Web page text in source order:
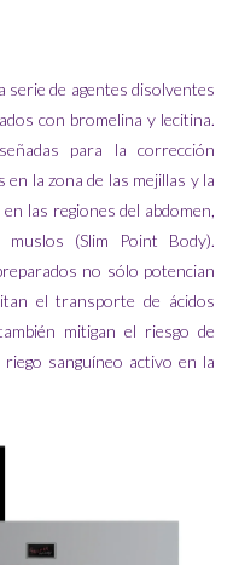
serie de agentes disolventes
con bromelina y lecitina.
para la corrección
la zona de las mejillas y la
las regiones del abdomen,
(Slim Point Body).
no sólo potencian
el transporte de ácidos
mitigan el riesgo de
sanguíneo activo en la